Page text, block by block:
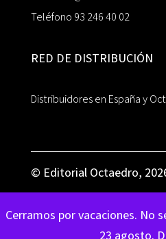
Cerramos por vacaciones. No
23 agosto.
Teléfono 93 246 40 02
RED DE DISTRIBUCIÓN
Distribuidores en España y
© Editorial Octaedro,